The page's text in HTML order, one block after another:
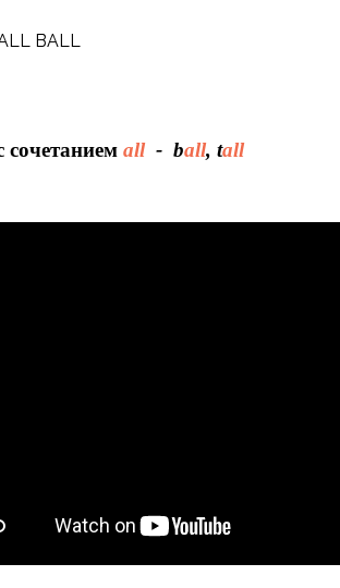
сочетанием all- ball, tall